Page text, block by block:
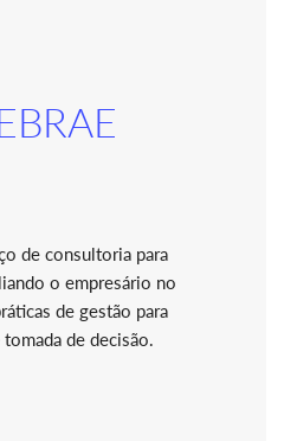
de consultoria para
o empresário no
de gestão para
de decisão.